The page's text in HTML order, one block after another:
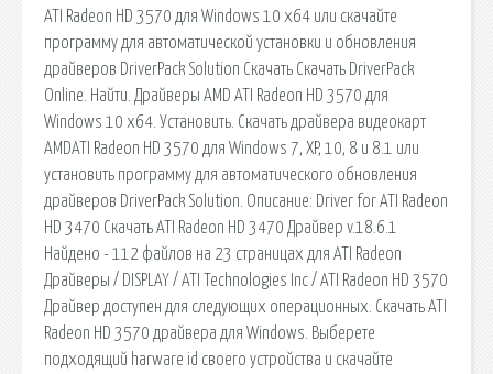
ATI Radeon HD 3570 для Windows 10 x64 или скачайте
программу для автоматической установки и обновления
драйверов DriverPack Solution Скачать Скачать DriverPaсk
Online. Найти. Драйверы AMD ATI Radeon HD 3570 для
Windows 10 x64. Установить. Скачать драйвера видеокарт
AMDATI Radeon HD 3570 для Windows 7, XP, 10, 8 и 8.1 или
установить программу для автоматического обновления
драйверов DriverPack Solution. Описание: Driver for ATI Radeon
HD 3470 Скачать ATI Radeon HD 3470 Драйвер v.18.6.1
Найдено - 112 файлов на 23 страницах для ATI Radeon
Драйверы / DISPLAY / ATI Technologies Inc / ATI Radeon HD 3570
Драйвер доступен для следующих операционных. Скачать ATI
Radeon HD 3570 драйвера для Windows. Выберете
подходящий harware id своего устройства и скачайте